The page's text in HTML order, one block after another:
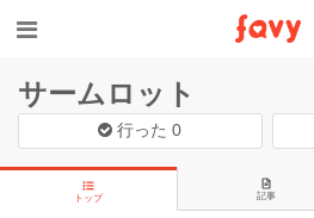
サームロット
行った0
トップ 記事